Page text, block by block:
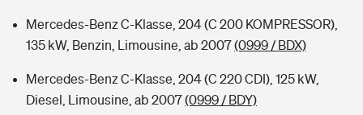
Mercedes-Benz C-Klasse, 204 (C 200 KOMPRESSOR),
135 kW, Benzin, Limousine, ab 2007(0999 / BDX)
Mercedes-Benz C-Klasse, 204 (C 220 CDI), 125 kW,
Diesel, Limousine, ab 2007(0999 / BDY)